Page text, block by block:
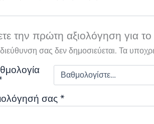
την πρώτη αξιολόγηση για
σας δεν δημοσιεύεται. Τα
σας*